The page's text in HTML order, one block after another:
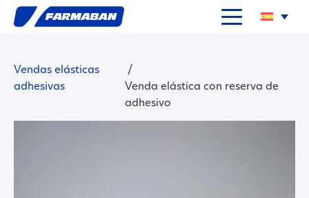
Vendas elásticas
adhesivas
/
Venda elástica con reserva de
adhesivo